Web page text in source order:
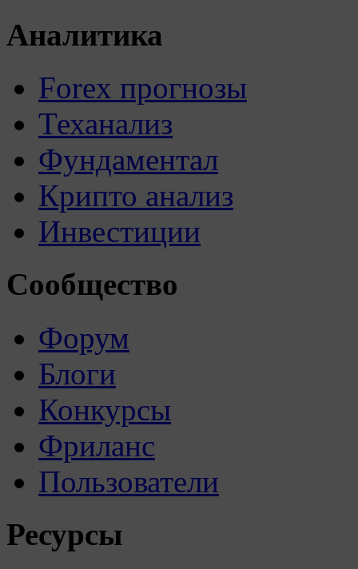
Аналитика
Forex прогнозы
Теханализ
Фундаментал
Крипто анализ
Инвестиции
Сообщество
Форум
Блоги
Конкурсы
Фриланс
Пользователи
Ресурсы